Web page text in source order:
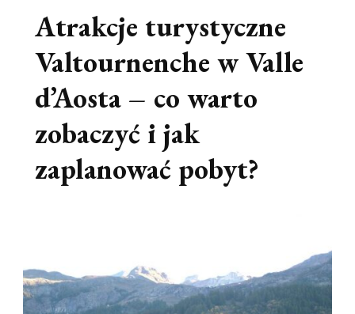
Atrakcje turystyczne
Valtournenche w Valle
d’Aosta – co warto
zobaczyć i jak
zaplanować pobyt?